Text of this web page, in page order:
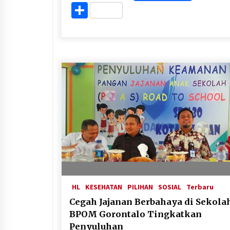
Share
HL KESEHATAN PILIHAN SOSIAL Terbaru
Cegah Jajanan Berbahaya di
BPOM Gorontalo Tingkatkan
Penyuluhan